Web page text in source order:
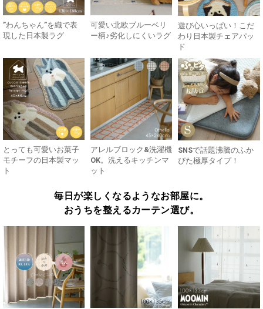
”わんちゃん”を織で表
現した日本製ラグ
可愛い北欧ブルーベリ
ー柄♪劣化しにくいラグ
遊び心いっぱい！こだ
わり日本製チェアパッ
ド
とっても可愛いお菓子
モチーフの日本製マッ
ト
アレルブロック&洗濯機
OK。洗えるキッチンマ
ット
SNSで話題沸騰のふか
ぴた極厚タイプ！
毎日が楽しくなるようなお部屋に。
おうちを整えるカーテン選び。